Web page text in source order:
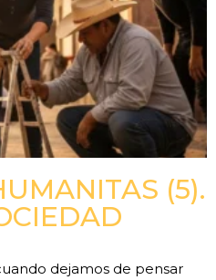
(5).
dejamos de pensar